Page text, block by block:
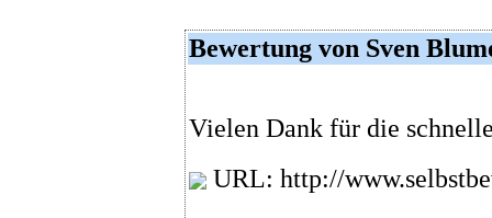
Bewertung von Sven
Vielen Dank für die
URL: http://